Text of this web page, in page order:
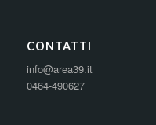
CONTATTI
info@area39.it
0464-490627